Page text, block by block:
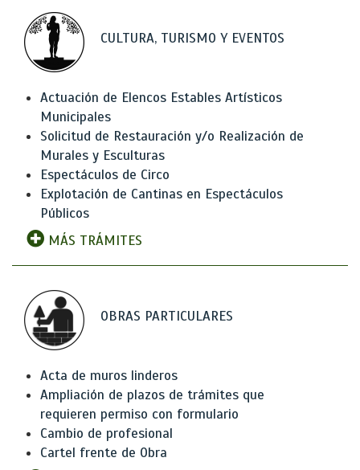
CULTURA, TURISMO Y EVENTOS
Actuación de Elencos Estables Artísticos
Municipales
Solicitud de Restauración y/o Realización de
Murales y Esculturas
Espectáculos de Circo
Explotación de Cantinas en Espectáculos
Públicos
MÁS TRÁMITES
OBRAS PARTICULARES
Acta de muros linderos
Ampliación de plazos de trámites que
requieren permiso con formulario
Cambio de profesional
Cartel frente de Obra